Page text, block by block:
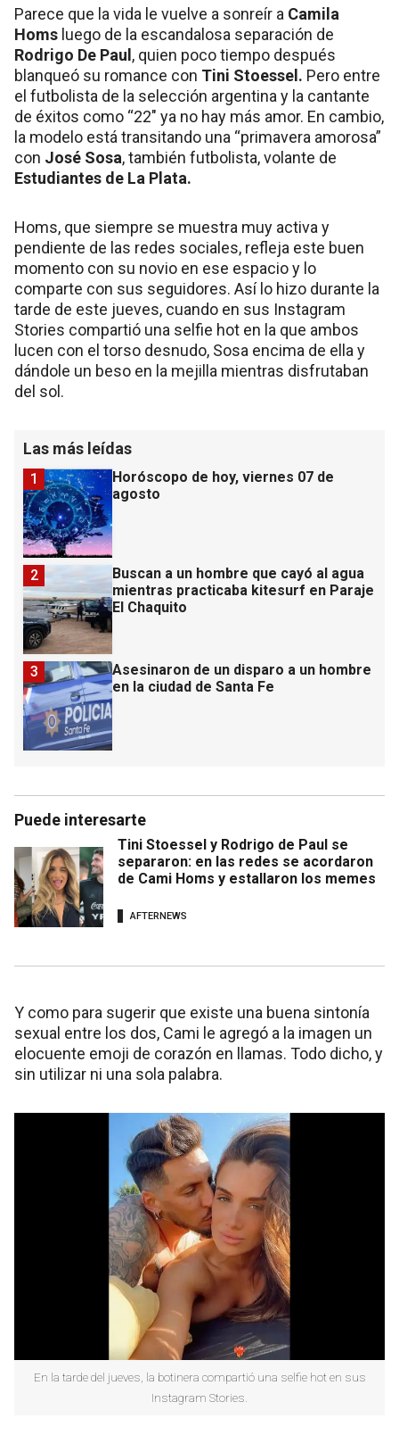
Parece que la vida le vuelve a sonreír a Camila
Homs luego de la escandalosa separación de
Rodrigo De Paul , quien poco tiempo después
blanqueó su romance con Tini Stoessel. Pero entre
el futbolista de la selección argentina y la cantante
de éxitos como “22″ ya no hay más amor. En cambio,
la modelo está transitando una “primavera amorosa”
con José Sosa, también futbolista, volante de
Estudiantes de La Plata.
Homs, que siempre se muestra muy activa y
pendiente de las redes sociales, refleja este buen
momento con su novio en ese espacio y lo
comparte con sus seguidores. Así lo hizo durante la
tarde de este jueves, cuando en sus Instagram
Stories compartió una selfie hot en la que ambos
lucen con el torso desnudo, Sosa encima de ella y
dándole un beso en la mejilla mientras disfrutaban
del sol.
Las más leídas
Horóscopo de hoy, viernes 07 de
agosto
1
Buscan a un hombre que cayó al agua
mientras practicaba kitesurf en Paraje
El Chaquito
2
Asesinaron de un disparo a un hombre
en la ciudad de Santa Fe
3
Puede interesarte
Tini Stoessel y Rodrigo de Paul se
separaron: en las redes se acordaron
de Cami Homs y estallaron los memes
AFTERNEWS
Y como para sugerir que existe una buena sintonía
sexual entre los dos, Cami le agregó a la imagen un
elocuente emoji de corazón en llamas. Todo dicho, y
sin utilizar ni una sola palabra.
En la tarde del jueves, la botinera compartió una selfie hot en sus
Instagram Stories.